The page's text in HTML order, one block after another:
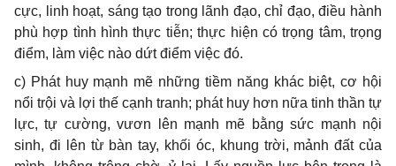
cực, linh hoạt, sáng tạo trong lãnh đạo, chỉ đạo, điều hành
phù hợp tình hình thực tiễn; thực hiện có trọng tâm, trọng
điểm, làm việc nào dứt điểm việc đó.
c) Phát huy mạnh mẽ những tiềm năng khác biệt, cơ hội
nổi trội và lợi thế cạnh tranh; phát huy hơn nữa tinh thần tự
lực, tự cường, vươn lên mạnh mẽ bằng sức mạnh nội
sinh, đi lên từ bàn tay, khối óc, khung trời, mảnh đất của